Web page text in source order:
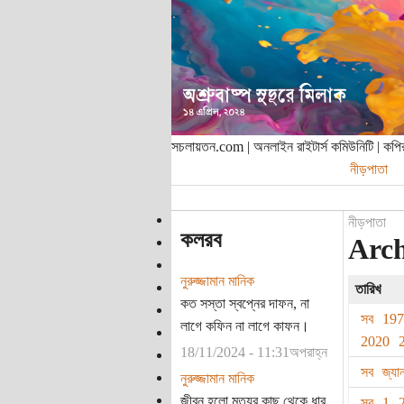
সচলায়তন.com | অনলাইন রাইটার্স কমিউনিটি |
নীড়পাতা
কলরব
নুরুজ্জামান মানিক
কত সস্তা স্বপ্নের দাফন, না
লাগে কফিন না লাগে কাফন।
18/11/2024 - 11:31অপরাহ্ন
নুরুজ্জামান মানিক
জীবন হলো মৃত্যুর কাছ থেকে ধার
নীড়পাতা
তারিখ
সব
2020
সব